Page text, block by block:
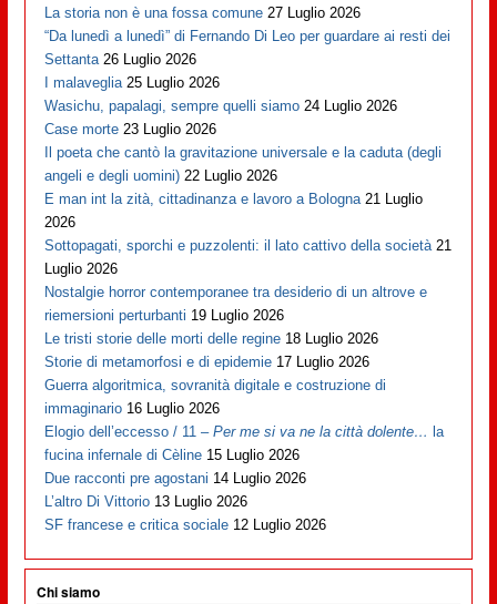
La storia non è una fossa comune 27 Luglio 2026
“Da lunedì a lunedì” di Fernando Di Leo per guardare ai resti dei
Settanta 26 Luglio 2026
I malaveglia 25 Luglio 2026
Wasichu, papalagi, sempre quelli siamo 24 Luglio 2026
Case morte 23 Luglio 2026
Il poeta che cantò la gravitazione universale e la caduta (degli
angeli e degli uomini) 22 Luglio 2026
E man int la zità, cittadinanza e lavoro a Bologna 21 Luglio
2026
Sottopagati, sporchi e puzzolenti: il lato cattivo della società 21
Luglio 2026
Nostalgie horror contemporanee tra desiderio di un altrove e
riemersioni perturbanti 19 Luglio 2026
Le tristi storie delle morti delle regine 18 Luglio 2026
Storie di metamorfosi e di epidemie 17 Luglio 2026
Guerra algoritmica, sovranità digitale e costruzione di
immaginario 16 Luglio 2026
Elogio dell’eccesso / 11 –Per me si va ne la città dolente… la
fucina infernale di Cèline 15 Luglio 2026
Due racconti pre agostani 14 Luglio 2026
L’altro Di Vittorio 13 Luglio 2026
SF francese e critica sociale 12 Luglio 2026
Chi siamo